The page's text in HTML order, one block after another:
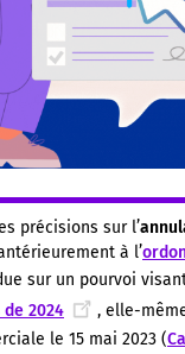
précisions sur l’
à l’
sur un pourvoi
de 2024
, elle-
le 15 mai 2023 (